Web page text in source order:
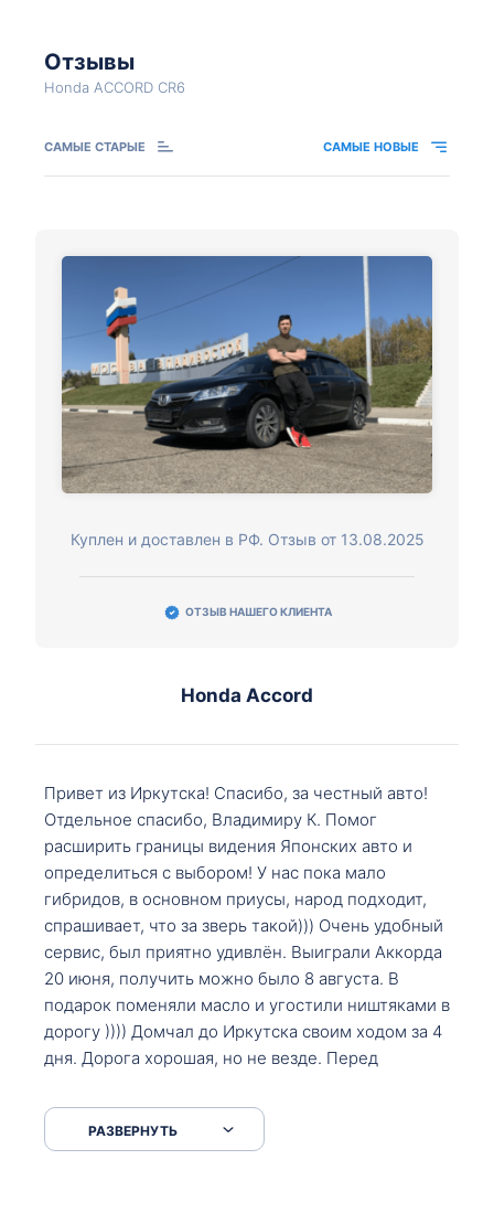
Отзывы
Honda ACCORD CR6
САМЫЕ СТАРЫЕ САМЫЕ НОВЫЕ
Куплен и доставлен в РФ. Отзыв от 13.08.2025
ОТЗЫВ НАШЕГО КЛИЕНТА
Honda Accord
Привет из Иркутска! Спасибо, за честный авто!
Отдельное спасибо, Владимиру К. Помог
расширить границы видения Японских авто и
определиться с выбором! У нас пока мало
гибридов, в основном приусы, народ подходит,
спрашивает, что за зверь такой))) Очень удобный
сервис, был приятно удивлён. Выиграли Аккорда
20 июня, получить можно было 8 августа. В
подарок поменяли масло и угостили ништяками в
дорогу )))) Домчал до Иркутска своим ходом за 4
дня. Дорога хорошая, но не везде. Перед
серпантинах по пути следования.
РАЗВЕРНУТЬ